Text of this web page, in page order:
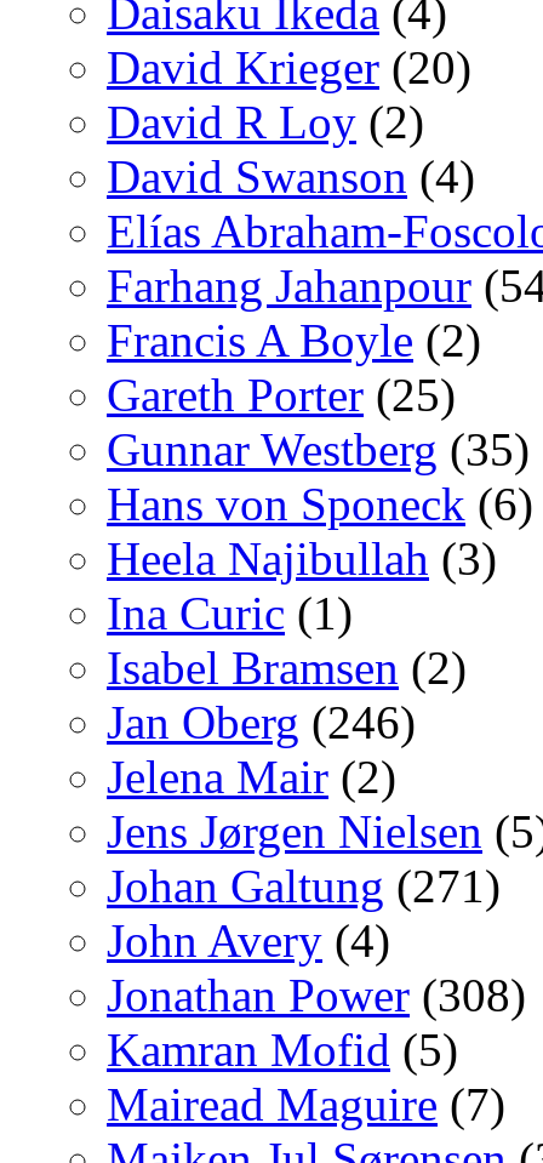
Daisaku Ikeda (4)
David Krieger (20)
David R Loy (2)
David Swanson (4)
Elías Abraham-
Farhang Jahanpour
Francis A Boyle (2)
Gareth Porter (25)
Gunnar Westberg (35)
Hans von Sponeck (6)
Heela Najibullah (3)
Ina Curic (1)
Isabel Bramsen (2)
Jan Oberg (246)
Jelena Mair (2)
Jens Jørgen Nielsen
Johan Galtung (271)
John Avery (4)
Jonathan Power (308)
Kamran Mofid (5)
Mairead Maguire (7)